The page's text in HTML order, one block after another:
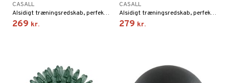
CASALL
Alsidigt træningsredskab, perfekt til styrketræning for hele kroppen. For dig under 175 cm.
269 kr.
CASALL
Alsidigt træningsredskab, perfekt til styrketræning for hele kroppen. For dig over 175 cm.
279 kr.